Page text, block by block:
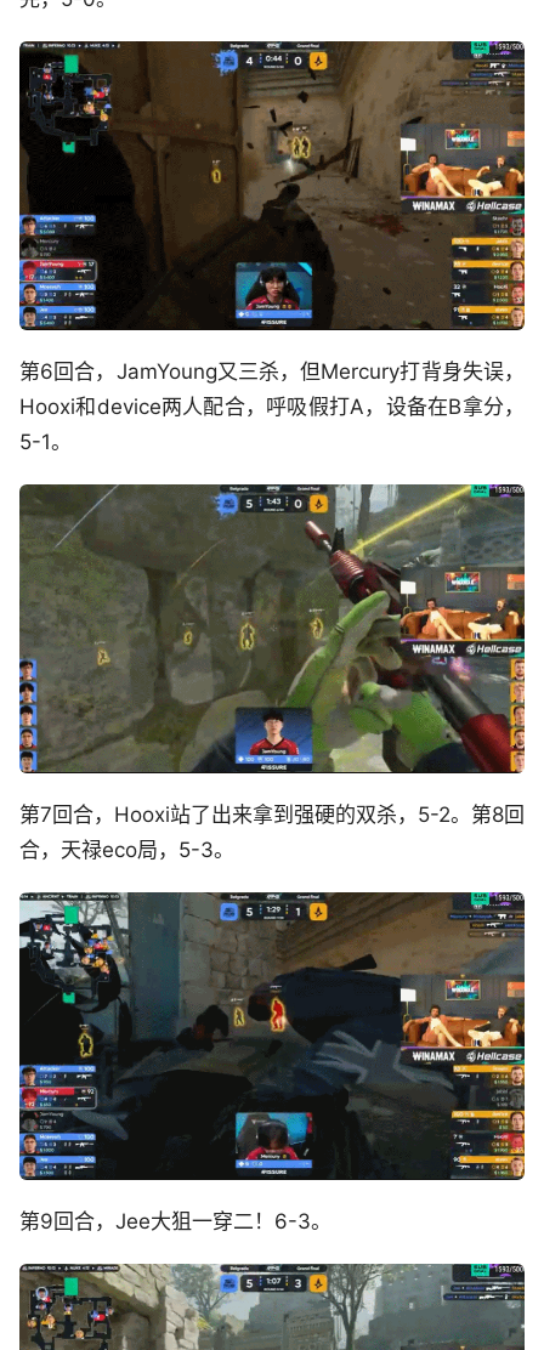
第6回合，JamYoung又三杀，但Mercury打背身失误，
Hooxi和device两人配合，呼吸假打A，设备在B拿分，
5-1。
第7回合，Hooxi站了出来拿到强硬的双杀，5-2。第8回
合，天禄eco局，5-3。
第9回合，Jee大狙一穿二！6-3。